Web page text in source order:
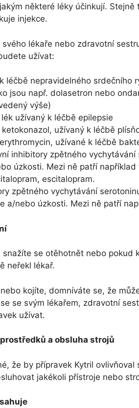
některé léky účinkují.
injekce.
lékaře nebo zdravotní
užívat:
léčbě nepravidelného srdečního
jsou např. dolasetron nebo
výše)
užívaný k léčbě epilepsie
užívaný k léčbě
užívané k léčbě
inhibitory zpětného
úzkosti. Mezi ně patří
escitalopram.
zpětného vychytávání
a/nebo úzkosti. Mezi ně patří
se otěhotnět nebo pokud
neřekl lékař.
kojíte, domníváte se, že
se svým lékařem, zdravotní
užívat.
a obsluha strojů
že by přípravek Kytril
jakékoli přístroje nebo